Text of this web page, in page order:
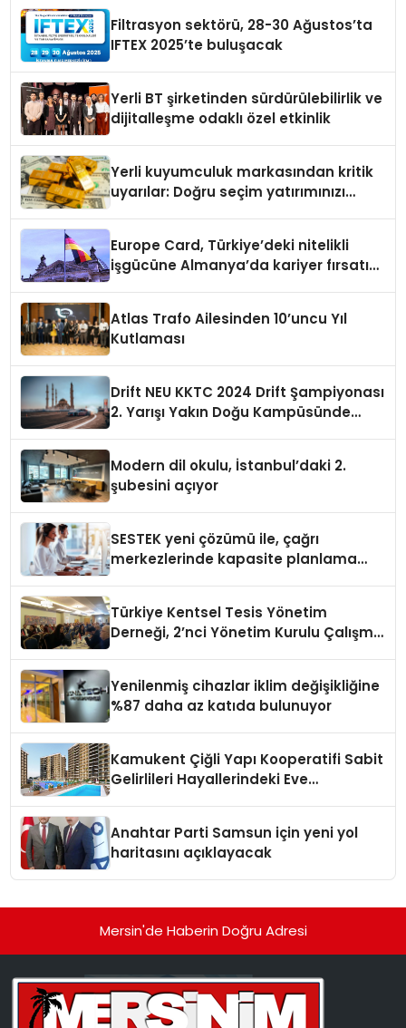
Filtrasyon sektörü, 28-30 Ağustos’ta
IFTEX 2025’te buluşacak
Yerli BT şirketinden sürdürülebilirlik ve
dijitalleşme odaklı özel etkinlik
Yerli kuyumculuk markasından kritik
uyarılar: Doğru seçim yatırımınızı
Europe Card, Türkiye’deki nitelikli
işgücüne Almanya’da kariyer fırsatı
Atlas Trafo Ailesinden 10’uncu Yıl
Kutlaması
Drift NEU KKTC 2024 Drift Şampiyonası
2. Yarışı Yakın Doğu Kampüsünde
Modern dil okulu, İstanbul’daki 2.
şubesini açıyor
SESTEK yeni çözümü ile, çağrı
merkezlerinde kapasite planlama
Türkiye Kentsel Tesis Yönetim
Derneği, 2’nci Yönetim Kurulu Çalışma
Yenilenmiş cihazlar iklim değişikliğine
%87 daha az katıda bulunuyor
Kamukent Çiğli Yapı Kooperatifi Sabit
Gelirlileri Hayallerindeki Eve
Anahtar Parti Samsun için yeni yol
haritasını açıklayacak
Mersin'de Haberin Doğru Adresi